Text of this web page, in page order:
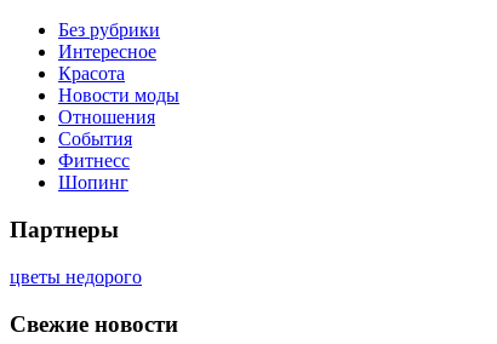
Без рубрики
Интересное
Красота
Новости моды
Отношения
События
Фитнесс
Шопинг
Партнеры
цветы недорого
Свежие новости